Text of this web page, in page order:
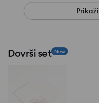
Dovrši set New